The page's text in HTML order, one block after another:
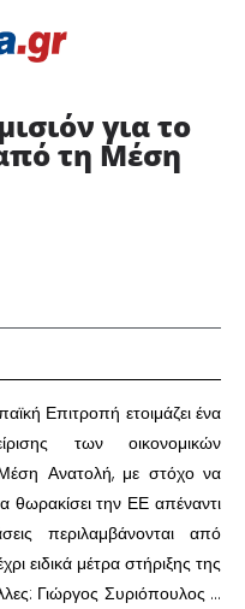
για το
τη Μέση
Επιτροπή ετοιμάζει ένα
των οικονομικών
Ανατολή, με στόχο να
θωρακίσει την ΕΕ απέναντι
περιλαμβάνονται από
ειδικά μέτρα στήριξης της
Γιώργος Συριόπουλος …